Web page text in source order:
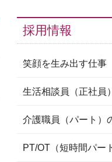
採用情報
笑顔を生み出す仕事
生活相談員（正社員
介護職員（パート）
PT/OT（短時間パー